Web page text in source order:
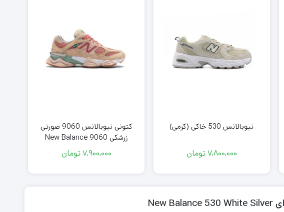
نیوبالانس 530 خاکی (کرمی)
7,800,000تومان
کتونی نیوبالانس 9060 صورتی
زرشکی New Balance 9060
7,900,000تومان